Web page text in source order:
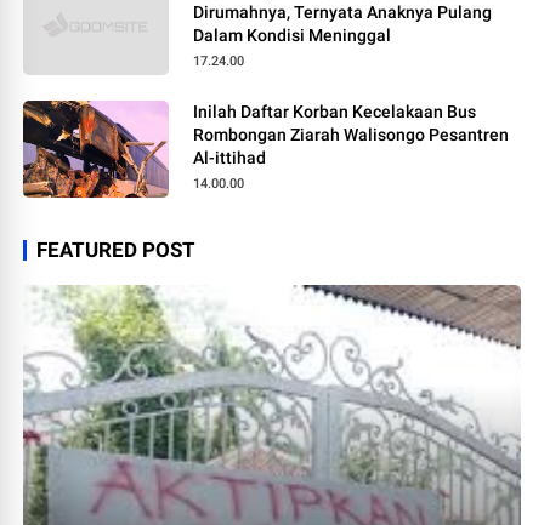
Dirumahnya, Ternyata Anaknya Pulang
Dalam Kondisi Meninggal
17.24.00
Inilah Daftar Korban Kecelakaan Bus
Rombongan Ziarah Walisongo Pesantren
Al-ittihad
14.00.00
FEATURED POST